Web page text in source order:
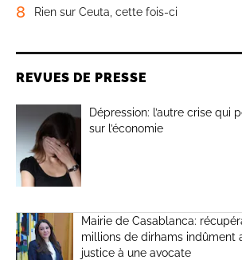
8 Rien sur Ceuta, cette fois-ci
REVUES DE PRESSE
Dépression: l’autre crise qui
sur l’économie
Mairie de Casablanca:
millions de dirhams indûment
justice à une avocate